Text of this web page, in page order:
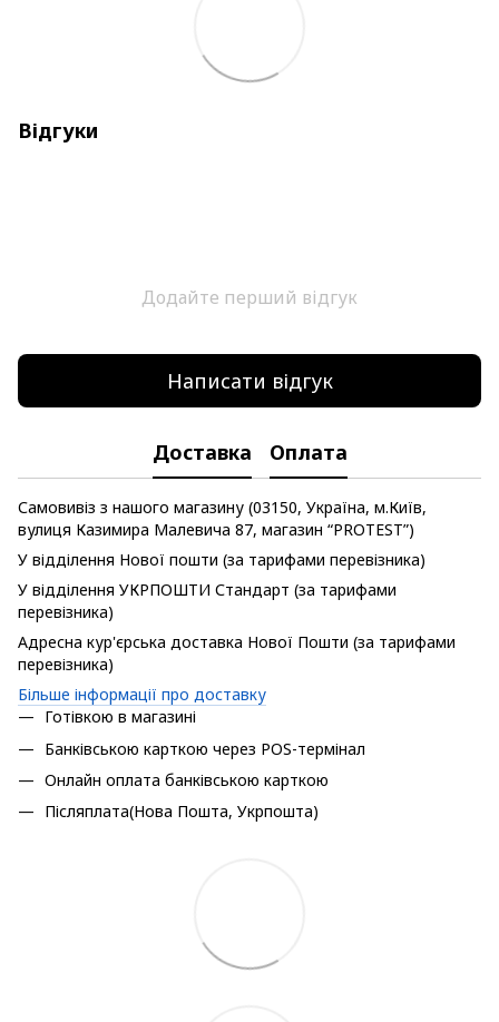
Відгуки
Додайте перший відгук
Написати відгук
Доставка Оплата
Самовивіз з нашого магазину (03150, Україна, м.Київ,
вулиця Казимира Малевича 87, магазин “PROTEST”)
У відділення Нової пошти (за тарифами перевізника)
У відділення УКРПОШТИ Стандарт (за тарифами
перевізника)
Адресна кур'єрська доставка Нової Пошти (за тарифами
перевізника)
Більше інформації про доставку
Готівкою в магазині
Банківською карткою через POS-термінал
Онлайн оплата банківською карткою
Післяплата(Нова Пошта, Укрпошта)